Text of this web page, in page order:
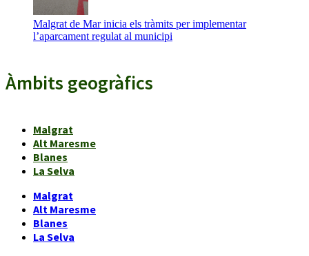
Malgrat de Mar inicia els tràmits per implementar
l’aparcament regulat al municipi
Àmbits geogràfics
Malgrat
Alt Maresme
Blanes
La Selva
Malgrat
Alt Maresme
Blanes
La Selva